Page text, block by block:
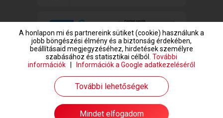
www.randivonal.hu © Copyright 1999-2026 Dating Central Europe Zrt.
A honlapon mi és partnereink sütiket (cookie) használunk a
jobb böngészési élmény és a biztonság érdekében,
beállításaid megjegyzéséhez, hirdetések személyre
szabásához és statisztikai célból. További
információk
Információk a Google adatkezeléséről
További lehetőségek
Mindet elfogadom